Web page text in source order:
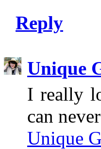
Reply
Unique
I really
can
Unique